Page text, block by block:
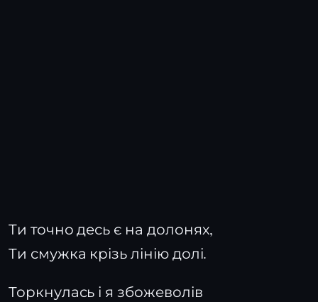
Ти точно десь є на долонях,
Ти смужка крізь лінію долі.
Торкнулась і я збожеволів